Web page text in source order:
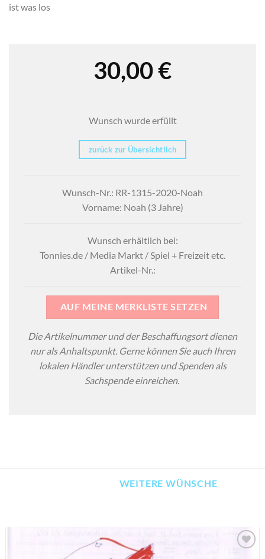
ist was los
30,00€
Wunsch wurde erfüllt
zurück zur Übersichtlich
Wunsch-Nr.: RR-1315-2020-Noah
Vorname: Noah (3 Jahre)
Wunsch erhältlich bei:
Tonnies.de / Media Markt / Spiel + Freizeit etc.
Artikel-Nr.:
AUF MEINE MERKLISTE SETZEN
Die Artikelnummer und der Beschaffungsort dienen
nur als Anhaltspunkt. Gerne können Sie auch Ihren
lokalen Händler unterstützen und Spenden als
Sachspende einreichen.
WEITERE WÜNSCHE